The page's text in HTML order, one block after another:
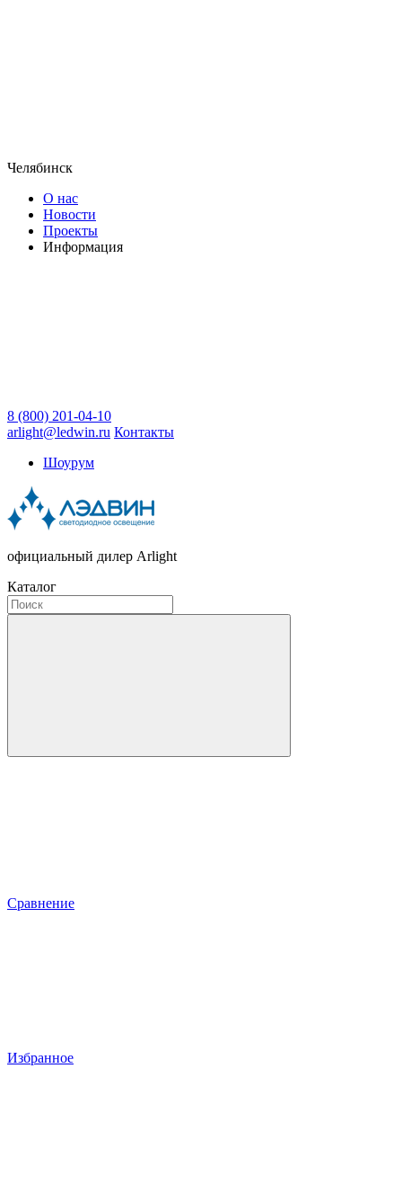
Челябинск
О нас
Новости
Проекты
Информация
8 (800) 201-04-10
arlight@ledwin.ru Контакты
Шоурум
официальный дилер Arlight
Каталог
Сравнение
Избранное